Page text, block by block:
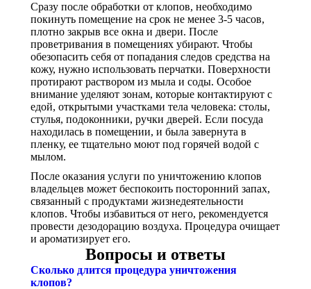
Сразу после обработки от клопов, необходимо
покинуть помещение на срок не менее 3-5 часов,
плотно закрыв все окна и двери. После
проветривания в помещениях убирают. Чтобы
обезопасить себя от попадания следов средства на
кожу, нужно использовать перчатки. Поверхности
протирают раствором из мыла и соды. Особое
внимание уделяют зонам, которые контактируют с
едой, открытыми участками тела человека: столы,
стулья, подоконники, ручки дверей. Если посуда
находилась в помещении, и была завернута в
пленку, ее тщательно моют под горячей водой с
мылом.
После оказания услуги по уничтожению клопов
владельцев может беспокоить посторонний запах,
связанный с продуктами жизнедеятельности
клопов. Чтобы избавиться от него, рекомендуется
провести дезодорацию воздуха. Процедура очищает
и ароматизирует его.
Вопросы и ответы
Сколько длится процедура уничтожения
клопов?